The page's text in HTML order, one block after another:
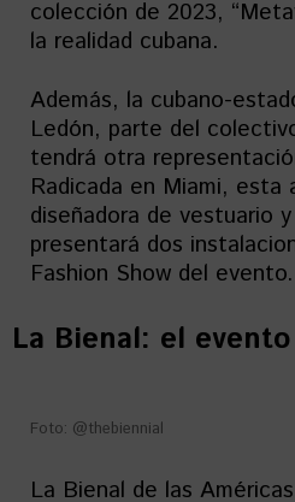
colección de 2023,
la realidad cubana.
Además, la cubano-
Ledón, parte del
tendrá otra
Radicada en Miami, esta
diseñadora de vestuario
presentará dos
Fashion Show del evento.
La Bienal: el
Foto: @thebiennial
La Bienal de las